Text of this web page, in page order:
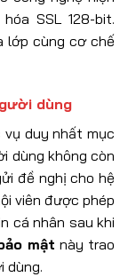
SSL 128-bit.
lớp cùng cơ chế
dùng
duy nhất mục
dùng không còn
đề nghị cho hệ
viên được phép
cá nhân sau khi
mật này trao
dùng.